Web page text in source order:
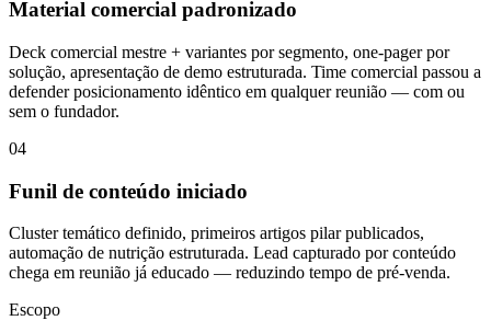
Material comercial padronizado
Deck comercial mestre + variantes por segmento, one-pager por
solução, apresentação de demo estruturada. Time comercial passou a
defender posicionamento idêntico em qualquer reunião — com ou
sem o fundador.
04
Funil de conteúdo iniciado
Cluster temático definido, primeiros artigos pilar publicados,
automação de nutrição estruturada. Lead capturado por conteúdo
chega em reunião já educado — reduzindo tempo de pré-venda.
Escopo